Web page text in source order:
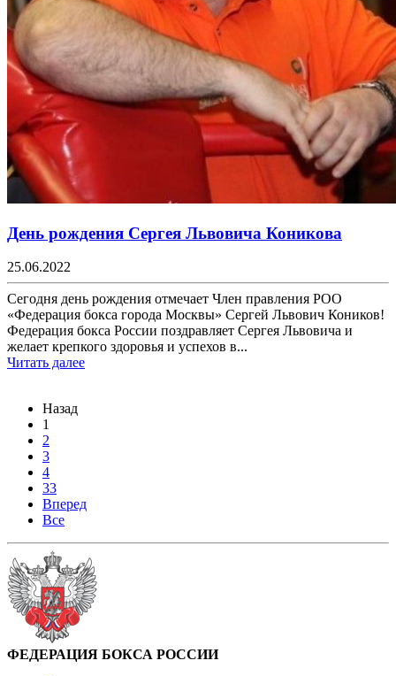
День рождения Сергея Львовича Коникова
25.06.2022
Сегодня день рождения отмечает Член правления РОО
«Федерация бокса города Москвы» Сергей Львович Коников!
Федерация бокса России поздравляет Сергея Львовича и
желает крепкого здоровья и успехов в...
Читать далее
Назад
1
2
3
4
33
Вперед
Все
ФЕДЕРАЦИЯ БОКСА РОССИИ